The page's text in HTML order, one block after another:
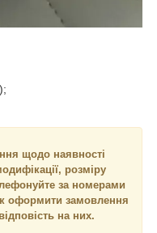
щодо наявності
розміру
за номерами
оформити замовлення
на них.